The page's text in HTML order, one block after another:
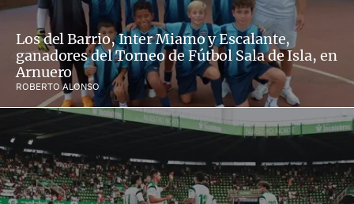
Los del Barrio, Inter Miamo y Escalante,
ganadores del Torneo de Fútbol Sala de Isla, en
Arnuero
ROBERTO ALONSO